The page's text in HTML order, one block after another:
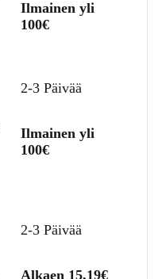
Ilmainen yli
100€
2-3 Päivää
Ilmainen yli
100€
2-3 Päivää
Alkaen 15,19€